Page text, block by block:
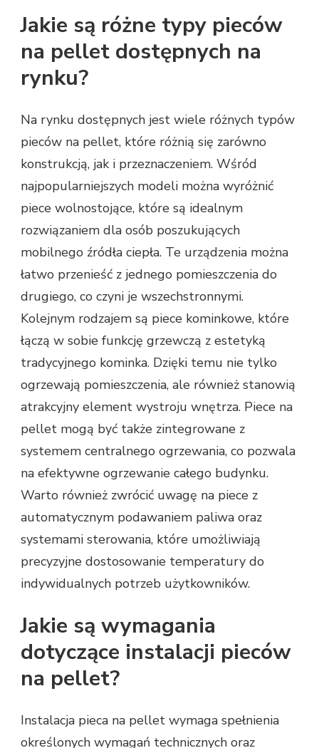
Jakie są różne typy pieców
na pellet dostępnych na
rynku?
Na rynku dostępnych jest wiele różnych typów
pieców na pellet, które różnią się zarówno
konstrukcją, jak i przeznaczeniem. Wśród
najpopularniejszych modeli można wyróżnić
piece wolnostojące, które są idealnym
rozwiązaniem dla osób poszukujących
mobilnego źródła ciepła. Te urządzenia można
łatwo przenieść z jednego pomieszczenia do
drugiego, co czyni je wszechstronnymi.
Kolejnym rodzajem są piece kominkowe, które
łączą w sobie funkcję grzewczą z estetyką
tradycyjnego kominka. Dzięki temu nie tylko
ogrzewają pomieszczenia, ale również stanowią
atrakcyjny element wystroju wnętrza. Piece na
pellet mogą być także zintegrowane z
systemem centralnego ogrzewania, co pozwala
na efektywne ogrzewanie całego budynku.
Warto również zwrócić uwagę na piece z
automatycznym podawaniem paliwa oraz
systemami sterowania, które umożliwiają
precyzyjne dostosowanie temperatury do
indywidualnych potrzeb użytkowników.
Jakie są wymagania
dotyczące instalacji pieców
na pellet?
Instalacja pieca na pellet wymaga spełnienia
określonych wymagań technicznych oraz